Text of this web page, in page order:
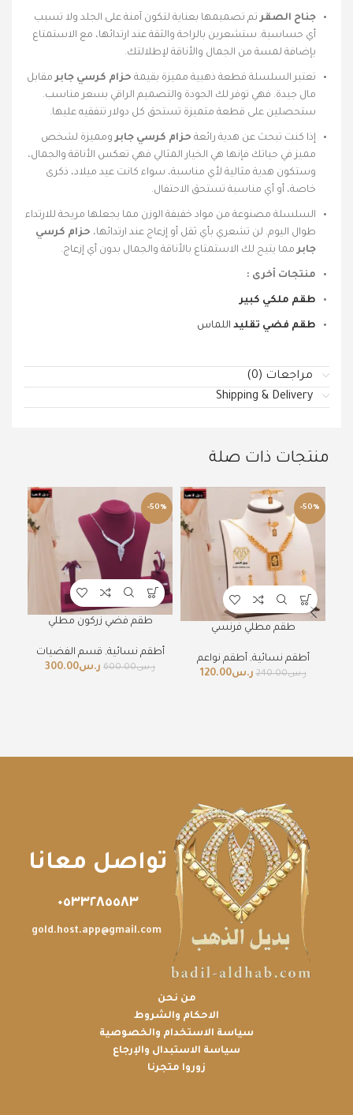
جناح الصقر تم تصميمها بعناية لتكون آمنة على الجلد ولا تسبب
أي حساسية. ستشعرين بالراحة والثقة عند ارتدائها، مع الاستمتاع
بإضافة لمسة من الجمال والأناقة لإطلالتك.
تعتبر السلسلة قطعة ذهبية مميزة بقيمة حزام كرسي جابر مقابل
مال جيدة. فهي توفر لك الجودة والتصميم الراقي بسعر مناسب.
ستحصلين على قطعة متميزة تستحق كل دولار تنفقيه عليها.
إذا كنت تبحث عن هدية رائعة حزام كرسي جابر ومميزة لشخص
مميز في حياتك فإنها هي الخيار المثالي فهي تعكس الأناقة والجمال،
وستكون هدية مثالية لأي مناسبة، سواء كانت عيد ميلاد، ذكرى
خاصة، أو أي مناسبة تستحق الاحتفال.
السلسلة مصنوعة من مواد خفيفة الوزن مما يجعلها مريحة للارتداء
طوال اليوم. لن تشعري بأي ثقل أو إزعاج عند ارتدائها، حزام كرسي
جابر مما يتيح لك الاستمتاع بالأناقة والجمال بدون أي إزعاج.
منتجات أخرى :
طقم ملكي كبير
طقم فضي تقليد اللماس
مراجعات (0)
Shipping & Delivery
منتجات ذات صلة
-50%
طقم مطلي فرنسي
أطقم نسائية, أطقم نواعم
ر.س240.00 ر.س120.00
-50%
طقم فضي زركون مطلي
أطقم نسائية, قسم الفضيات
ر.س600.00 ر.س300.00
تواصل معانا
٠٥٣٣٢٨٥٥٨٣
gold.host.app@gmail.com
من نحن
الاحكام والشروط
سياسة الاستخدام والخصوصية
سياسة الاستبدال والإرجاع
زوروا متجرنا